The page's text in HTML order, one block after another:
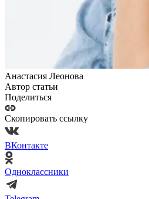
Анастасия Леонова
Автор статьи
Поделиться
Скопировать ссылку
ВКонтакте
Одноклассники